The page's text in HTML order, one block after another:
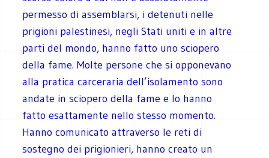
permesso di assemblarsi, i detenuti nelle
prigioni palestinesi, negli Stati uniti e in altre
parti del mondo, hanno fatto uno sciopero
della fame. Molte persone che si opponevano
alla pratica carceraria dell’isolamento sono
andate in sciopero della fame e lo hanno
fatto esattamente nello stesso momento.
Hanno comunicato attraverso le reti di
sostegno dei prigionieri, hanno creato un